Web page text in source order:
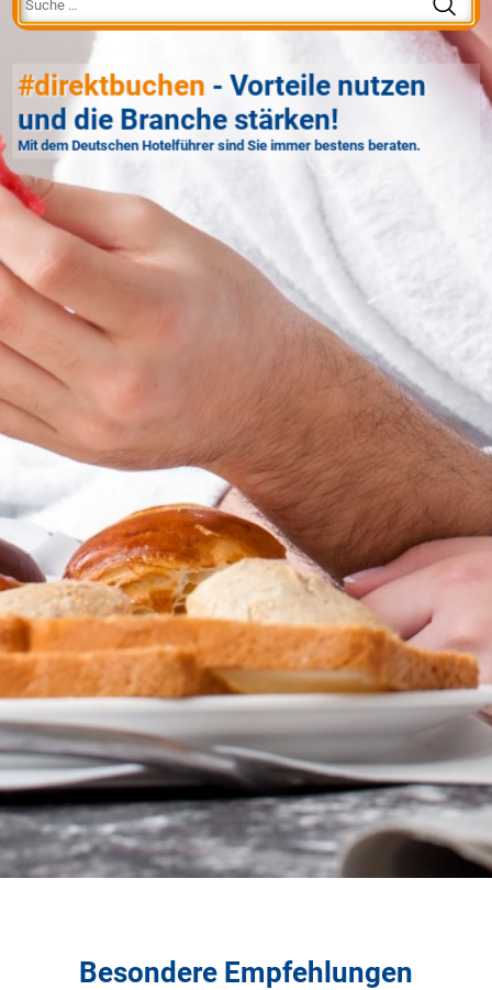
#direktbuchen - Vorteile nutzen
und die Branche stärken!
Mit dem Deutschen Hotelführer sind Sie immer bestens beraten.
Besondere Empfehlungen